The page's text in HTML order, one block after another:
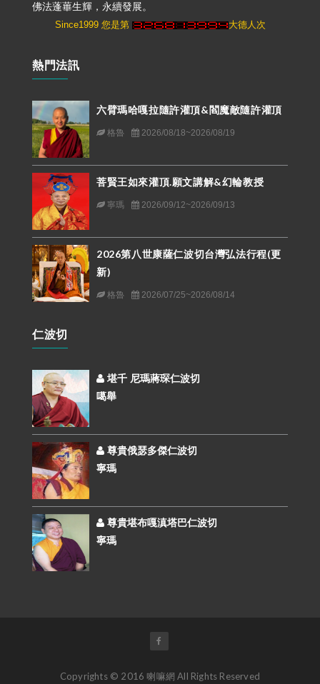
佛法蓬蓽生輝，永續發展。
Since1999 您是第 大德人次
熱門法訊
六臂瑪哈嘎拉隨許灌頂&閻魔敵隨許灌頂
格魯 2026/08/18~2026/08/19
菩賢王如來灌頂.願文講解&幻輪教授
寧瑪 2026/09/12~2026/09/13
2026第八世康薩仁波切台灣弘法行程(更
新)
格魯 2026/07/25~2026/08/14
仁波切
堪千 尼瑪蔣琛仁波切
噶舉
尊貴俄瑟多傑仁波切
寧瑪
尊貴堪布嘎滇塔巴仁波切
寧瑪
Copyrights © 2016 喇嘛網 All Rights Reserved